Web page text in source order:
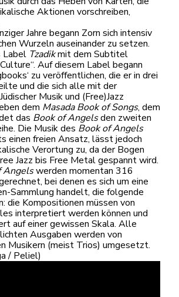
Aktionen vorschreiben,
Jahre begann Zorn sich intensiv
Wurzeln auseinander zu setzen.
Label Tzadikmit dem Subtitel
Auf diesem Label begann
zu veröffentlichen, die er in drei
und die sich alle mit der
Musik und (Free)Jazz
dem Masada Book of Songs, dem
das Book of Angelsden zweiten
Die Musik des Book of Angels
einen freien Ansatz, lässt jedoch
Verortung zu, da der Bogen
Jazz bis Free Metal gespannt wird.
Angelswerden momentan 316
bei denen es sich um eine
Sammlung handelt, die folgende
die Kompositionen müssen von
interpretiert werden können und
auf einer gewissen Skala. Alle
Ausgaben werden von
Musikern (meist Trios) umgesetzt.
/ Peliel)